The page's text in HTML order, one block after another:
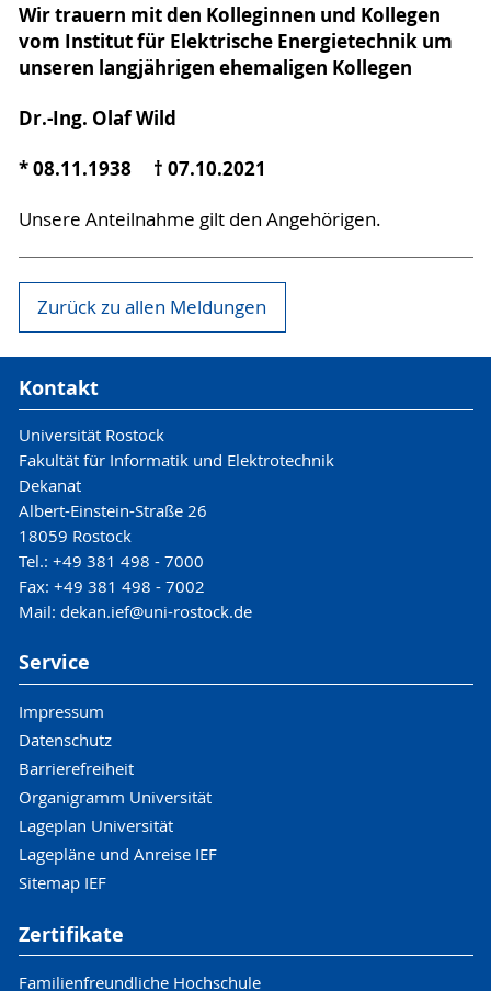
Wir trauern mit den Kolleginnen und Kollegen
vom Institut für Elektrische Energietechnik um
unseren langjährigen ehemaligen Kollegen
Dr.-Ing. Olaf Wild
* 08.11.1938 † 07.10.2021
Unsere Anteilnahme gilt den Angehörigen.
Zurück zu allen Meldungen
Kontakt
Universität Rostock
Fakultät für Informatik und Elektrotechnik
Dekanat
Albert-Einstein-Straße 26
18059 Rostock
Tel.: +49 381 498 - 7000
Fax: +49 381 498 - 7002
Mail: dekan.ief@uni-rostock.de
Service
Impressum
Datenschutz
Barrierefreiheit
Organigramm Universität
Lageplan Universität
Lagepläne und Anreise IEF
Sitemap IEF
Zertifikate
Familienfreundliche Hochschule